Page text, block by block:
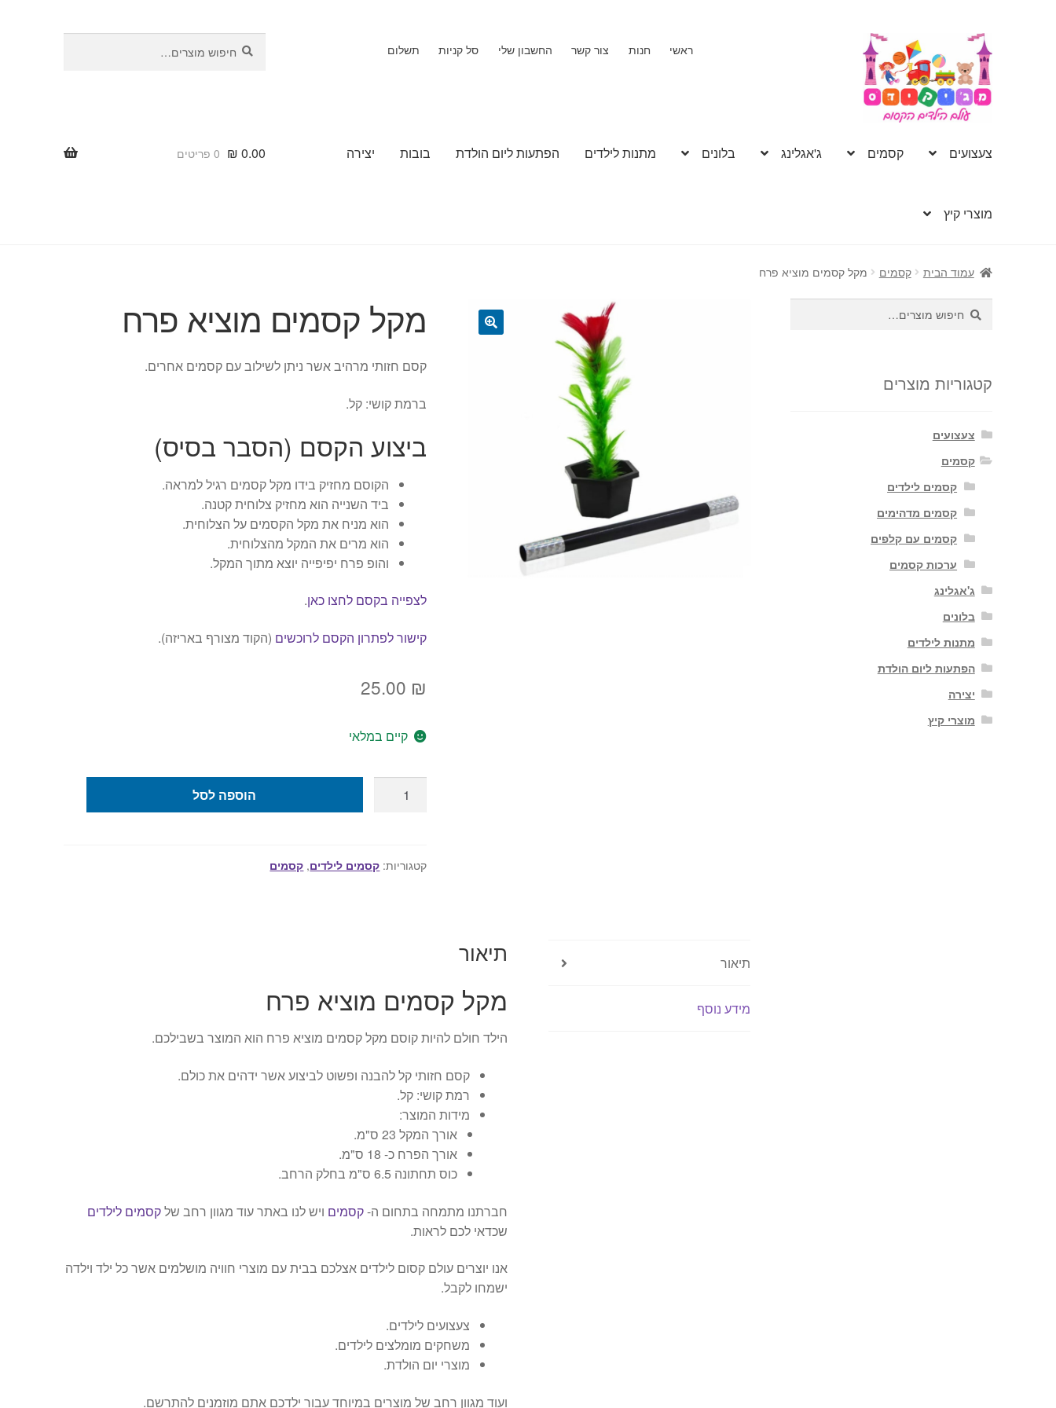
דלג
לניווט
לדלג
לתוכן
ראשי חנות צור קשר החשבון שלי סל קניות תשלום
עבור:
צעצועים קסמים ג'אגלינג בלונים מתנות לילדים הפתעות ליום הולדת בובות יצירה
מוצרי קיץ
0.00
₪ 0 פריטים
עמוד הבית קסמים מקל קסמים מוציא פרח
מקל קסמים מוציא פרח
קסם חזותי מרהיב אשר ניתן לשילוב עם קסמים אחרים.
ברמת קושי: קל.
ביצוע הקסם (הסבר בסיס)
הקוסם מחזיק בידו מקל קסמים רגיל למראה.
ביד השנייה הוא מחזיק צלוחית קטנה.
הוא מניח את מקל הקסמים על הצלוחית.
הוא מרים את המקל מהצלוחית.
והופ פרח יפיפייה יוצא מתוך המקל.
לצפייה בקסם לחצו כאן.
קישור לפתרון הקסם לרוכשים (הקוד מצורף באריזה).
25.00 ₪
קיים במלאי
מוציא
הוספה לסל
קטגוריות: קסמים לילדים, קסמים
תיאור
מידע נוסף
תיאור
מקל קסמים מוציא פרח
הילד חולם להיות קוסם מקל קסמים מוציא פרח הוא המוצר בשבילכם.
קסם חזותי קל להבנה ופשוט לביצוע אשר ידהים את כולם.
רמת קושי: קל.
מידות המוצר:
אורך המקל 23 ס"מ.
אורך הפרח כ- 18 ס"מ.
כוס תחתונה 6.5 ס"מ בחלק הרחב.
חברתנו מתמחה בתחום ה-קסמים ויש לנו באתר עוד מגוון רחב שלקסמים לילדים
שכדאי לכם לראות.
אנו יוצרים עולם קסום לילדים אצלכם בבית עם מוצרי חוויה מושלמים אשר כל ילד וילדה
ישמחו לקבל.
צעצועים לילדים.
משחקים מומלצים לילדים.
מוצרי יום הולדת.
ועוד מגוון רחב של מוצרים במיוחד עבור ילדכם אתם מוזמנים להתרשם.
חיפוש
עבור:
חיפוש
קטגוריות מוצרים
צעצועים
קסמים
קסמים לילדים
קסמים מדהימים
קסמים עם קלפים
ערכות קסמים
ג'אגלינג
בלונים
מתנות לילדים
הפתעות ליום הולדת
יצירה
מוצרי קיץ